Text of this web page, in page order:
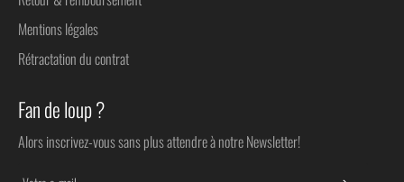
Mentions légales
Rétractation du contrat
Fan de loup ?
Alors inscrivez-vous sans plus attendre à notre Newsletter!